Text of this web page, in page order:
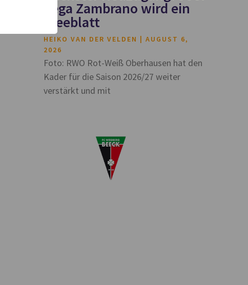
Vega Zambrano wird ein
Kleeblatt
HEIKO VAN DER VELDEN
AUGUST 6,
2026
Foto: RWO Rot-Weiß Oberhausen hat den
Kader für die Saison 2026/27 weiter
verstärkt und mit